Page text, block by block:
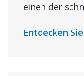
einen der
Entdecken